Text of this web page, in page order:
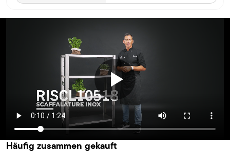
Häufig zusammen gekauft